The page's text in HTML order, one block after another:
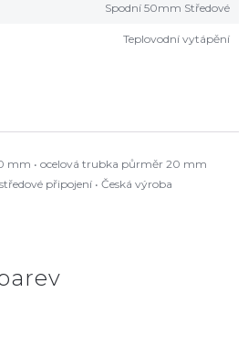
Spodní 50mm Středové
Teplovodní vytápění
mm • ocelová trubka půrměr 20 mm
připojení • Česká výroba